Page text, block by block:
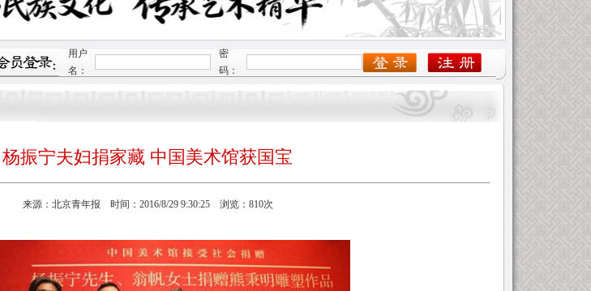
用户
名：
密
码：
杨振宁夫妇捐家藏 中国美术馆获国宝
来源：北京青年报 时间：2016/8/29 9:30:25 浏览：810次